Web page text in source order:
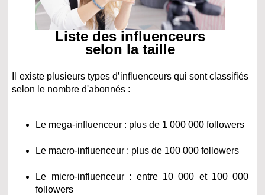
Liste des influenceurs
selon la taille
Il existe plusieurs types d’influenceurs qui sont classifiés
selon le nombre d'abonnés :
Le mega-influenceur : plus de 1 000 000 followers
Le macro-influenceur : plus de 100 000 followers
Le micro-influenceur : entre 10 000 et 100 000
followers